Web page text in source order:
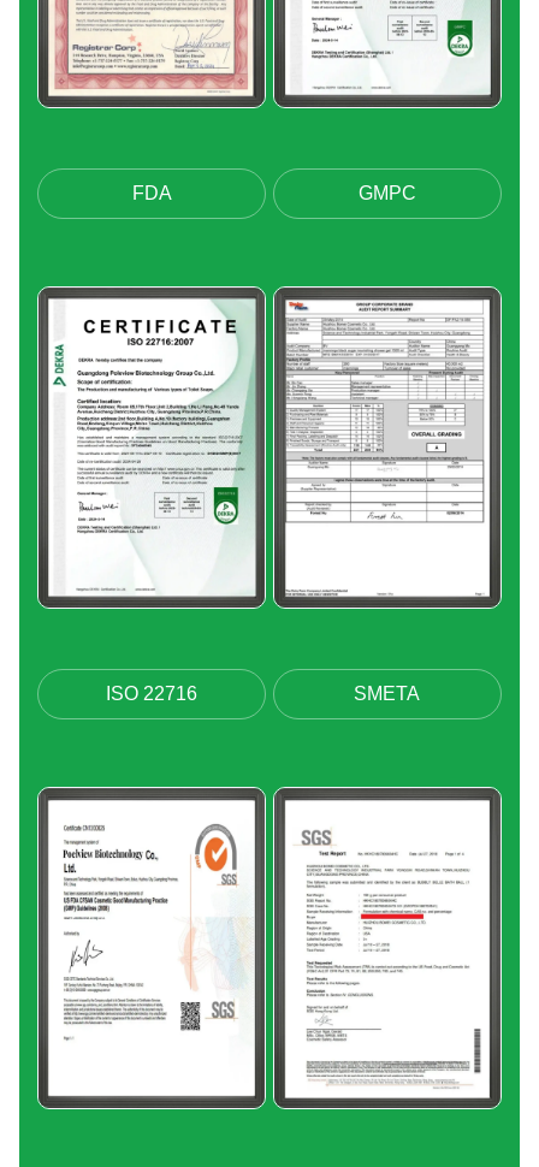
FDA GMPC
ISO 22716 SMETA